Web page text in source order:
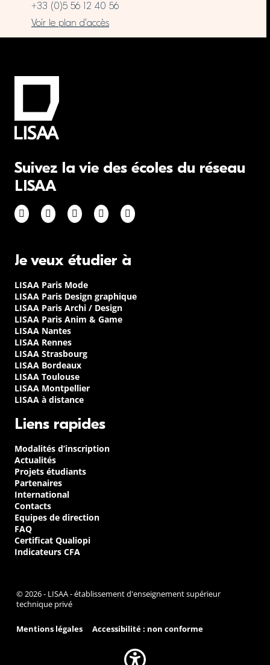
+33 (0)5 56 12 40 56
Voir le plan d’accès
Suivez la vie des écoles du réseau
LISAA
Je veux étudier à
LISAA Paris Mode
LISAA Paris Design graphique
LISAA Paris Archi / Design
LISAA Paris Anim & Game
LISAA Nantes
LISAA Rennes
LISAA Strasbourg
LISAA Bordeaux
LISAA Toulouse
LISAA Montpellier
LISAA à distance
Liens rapides
Modalités d’inscription
Actualités
Projets étudiants
Partenaires
International
Contacts
Equipes de direction
FAQ
Certificat Qualiopi
Indicateurs CFA
© 2026 - LISAA - établissement d'enseignement supérieur
technique privé
Mentions légales Accessibilité : non conforme